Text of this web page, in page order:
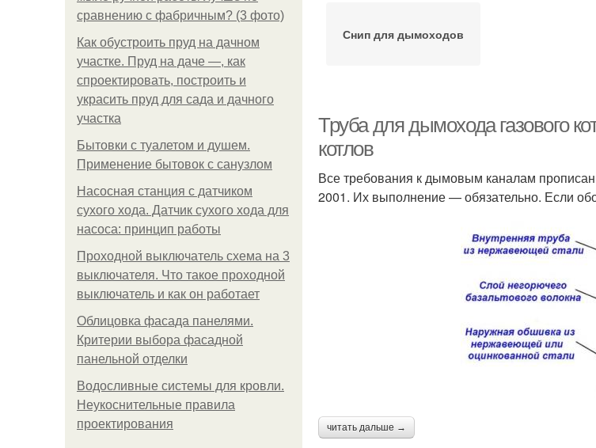
сравнению с фабричным? (3 фото)
Как обустроить пруд на дачном
участке. Пруд на даче —, как
спроектировать, построить и
украсить пруд для сада и дачного
участка
Бытовки с туалетом и душем.
Применение бытовок с санузлом
Насосная станция с датчиком
сухого хода. Датчик сухого хода для
насоса: принцип работы
Проходной выключатель схема на 3
выключателя. Что такое проходной
выключатель и как он работает
Облицовка фасада панелями.
Критерии выбора фасадной
панельной отделки
Водосливные системы для кровли.
Неукоснительные правила
проектирования
Снип для дымоходов
Труба для дымохода газового
котлов
Все требования к дымовым каналам
2001. Их выполнение — обязательно. Если
читать дальше →